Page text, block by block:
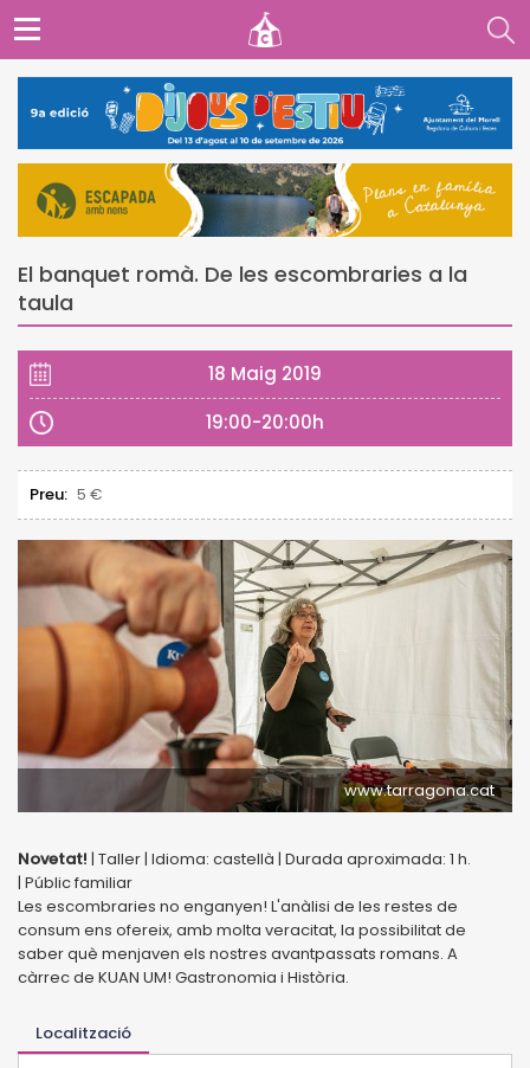
El banquet romà. De les escombraries a la
taula
18 Maig 2019
19:00-20:00h
Preu: 5 €
www.tarragona.cat
Novetat! | Taller | Idioma: castellà | Durada aproximada: 1 h.
| Públic familiar
Les escombraries no enganyen! L'anàlisi de les restes de
consum ens ofereix, amb molta veracitat, la possibilitat de
saber què menjaven els nostres avantpassats romans. A
càrrec de KUAN UM! Gastronomia i Història.
Localització